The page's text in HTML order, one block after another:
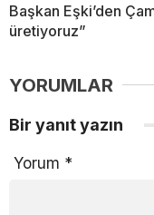
Başkan Eşki’den
üretiyoruz”
YORUMLAR
Bir yanıt yazın
Yorum *